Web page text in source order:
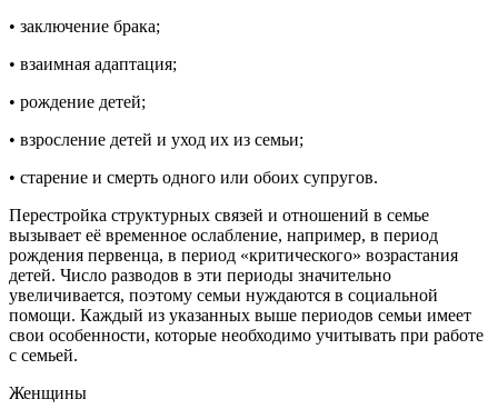
• заключение брака;
• взаимная адаптация;
• рождение детей;
• взросление детей и уход их из семьи;
• старение и смерть одного или обоих супругов.
Перестройка структурных связей и отношений в семье
вызывает её временное ослабление, например, в период
рождения первенца, в период «критического» возрастания
детей. Число разводов в эти периоды значительно
увеличивается, поэтому семьи нуждаются в социальной
помощи. Каждый из указанных выше периодов семьи имеет
свои особенности, которые необходимо учитывать при работе
с семьей.
Женщины